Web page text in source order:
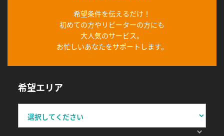
希望条件を伝えるだけ！
初めての方やリピーターの方にも
大人気のサービス。
お忙しいあなたをサポートします。
希望エリア